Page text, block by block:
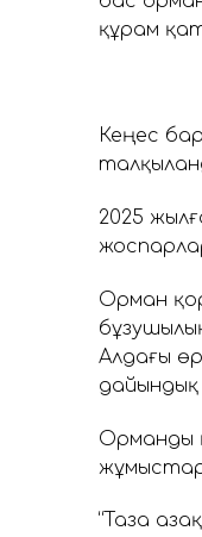
құрам
Кеңес
2025
Орман
Алдағы
дайындық
Орманды
“Таза